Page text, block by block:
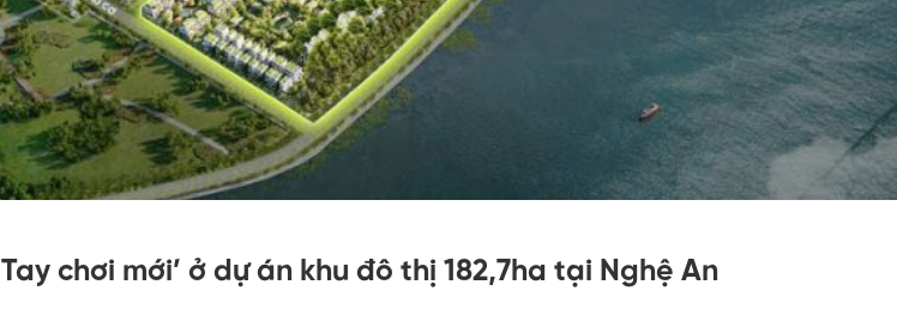
Tay chơi mới’ ở dự án khu đô thị 182,7ha tại Nghệ An